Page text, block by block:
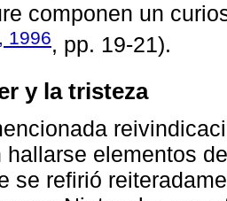
componen un
1996, pp. 19-21).
y la tristeza
hallarse elementos
se refirió